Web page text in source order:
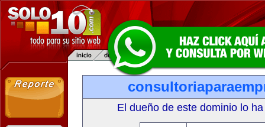
El dueño de este dominio lo